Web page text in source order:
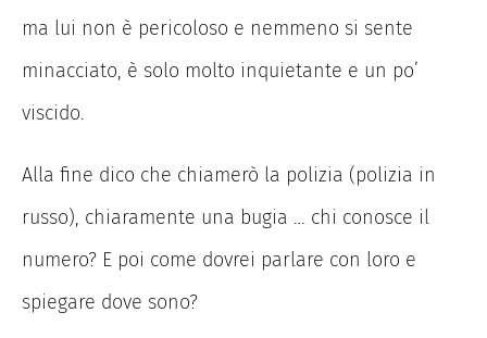
ma lui non è pericoloso e nemmeno si sente
minacciato, è solo molto inquietante e un po’
viscido.
Alla fine dico che chiamerò la polizia (polizia in
russo), chiaramente una bugia … chi conosce il
numero? E poi come dovrei parlare con loro e
spiegare dove sono?